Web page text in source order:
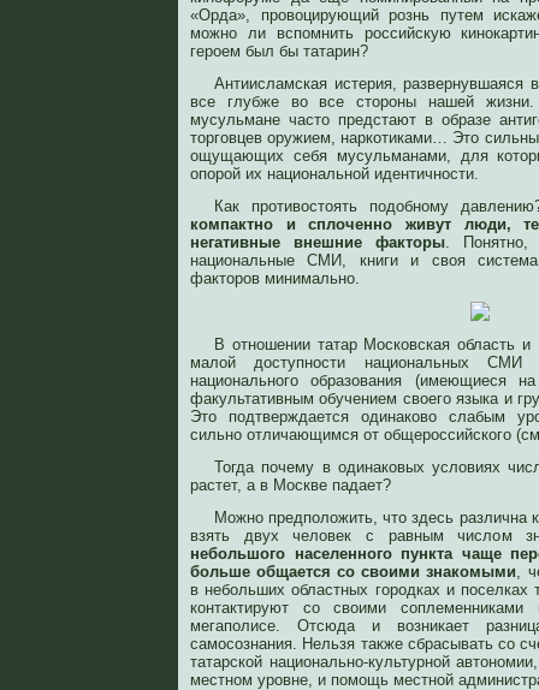
«Орда», провоцирующий рознь путем
можно ли вспомнить российскую
героем был бы татарин?
Антиисламская истерия, развернувшаяся
все глубже во все стороны нашей жизни.
мусульмане часто предстают в образе
торговцев оружием, наркотиками… Это
ощущающих себя мусульманами, для
опорой их национальной идентичности.
Как противостоять подобному
компактно и сплоченно живут люди,
негативные внешние факторы. Понятно,
национальные СМИ, книги и своя система
факторов минимально.
В отношении татар Московская область
малой доступности национальных
национального образования
факультативным обучением своего языка и
Это подтверждается одинаково слабым
сильно отличающимся от общероссийского
Тогда почему в одинаковых условиях
растет, а в Москве падает?
Можно предположить, что здесь различна
взять двух человек с равным числом
небольшого населенного пункта чаще
больше общается со своими знакомыми,
в небольших областных городках и
контактируют со своими
мегаполисе. Отсюда и возникает
самосознания. Нельзя также сбрасывать со
татарской национально-культурной
местном уровне, и помощь местной